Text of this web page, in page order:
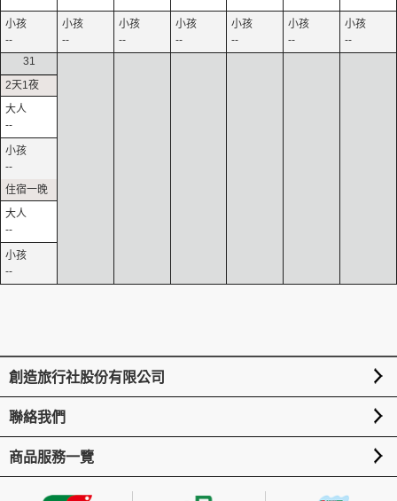
-- -- -- -- -- --
--
31
--
--
--
--
創造旅行社股份有限公司
聯絡我們
商品服務一覽